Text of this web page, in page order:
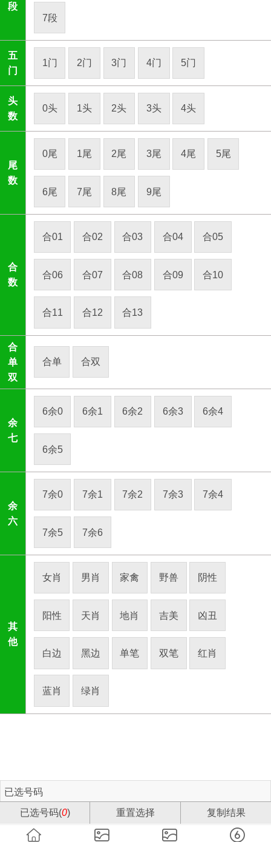
段
7段
五
门
1门 2门 3门 4门 5门
头
数
0头 1头 2头 3头 4头
尾
数
0尾 1尾 2尾 3尾 4尾 5尾
6尾 7尾 8尾 9尾
合
数
合01 合02 合03 合04 合05
合06 合07 合08 合09 合10
合11 合12 合13
合
单
双
合单 合双
余
七
6余0 6余1 6余2 6余3 6余4
6余5
余
六
7余0 7余1 7余2 7余3 7余4
7余5 7余6
其
他
女肖 男肖 家禽 野兽 阴性
阳性 天肖 地肖 吉美 凶丑
白边 黑边 单笔 双笔 红肖
蓝肖 绿肖
已选号码
已选号码(0) 重置选择 复制结果